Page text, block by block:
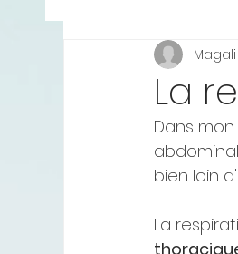
Annonces -
La
Dans
bien loin
La